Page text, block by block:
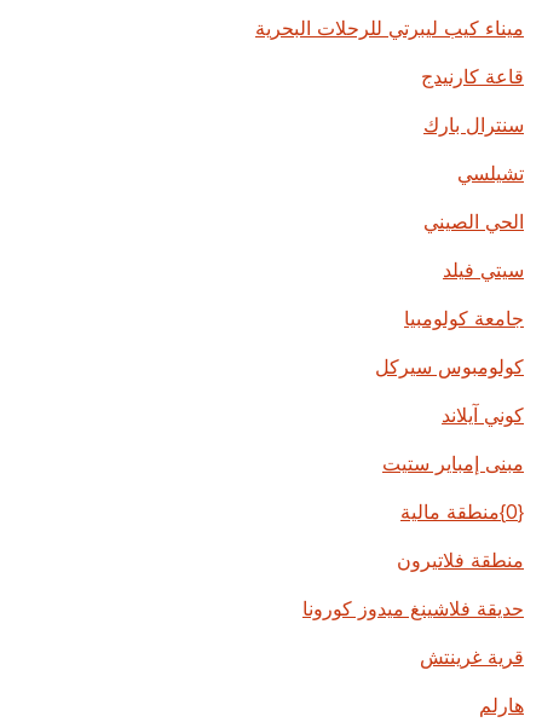
ميناء كيب ليبرتي للرحلات البحرية
قاعة كارنيدج
سنترال بارك
تشيلسي
الحي الصيني
سيتي فيلد
جامعة كولومبيا
كولومبوس سيركل
كوني آيلاند
مبنى إمباير ستيت
{0}منطقة مالية
منطقة فلاتيرون
حديقة فلاشينغ ميدوز كورونا
قرية غرينتش
هارلم